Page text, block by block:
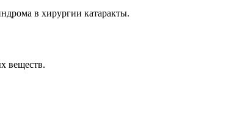
в хирургии катаракты.
веществ.